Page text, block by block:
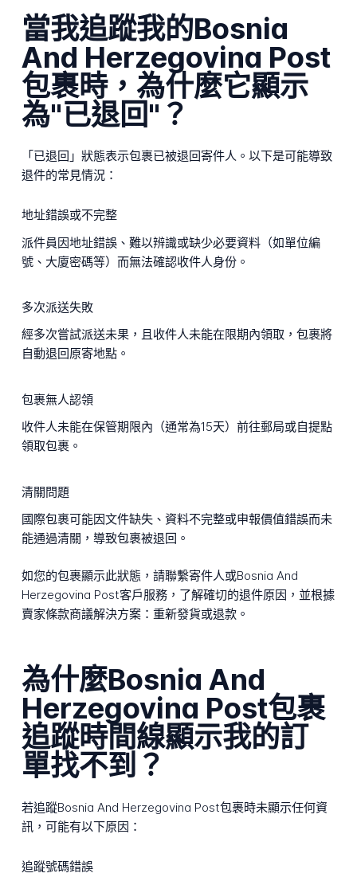
當我追蹤我的Bosnia
And Herzegovina Post
包裹時，為什麼它顯示
為"已退回"？
「已退回」狀態表示包裹已被退回寄件人。以下是可能導致
退件的常見情況：
地址錯誤或不完整
派件員因地址錯誤、難以辨識或缺少必要資料（如單位編
號、大廈密碼等）而無法確認收件人身份。
多次派送失敗
經多次嘗試派送未果，且收件人未能在限期內領取，包裹將
自動退回原寄地點。
包裹無人認領
收件人未能在保管期限內（通常為15天）前往郵局或自提點
領取包裹。
清關問題
國際包裹可能因文件缺失、資料不完整或申報價值錯誤而未
能通過清關，導致包裹被退回。
如您的包裹顯示此狀態，請聯繫寄件人或Bosnia And
Herzegovina Post客戶服務，了解確切的退件原因，並根據
賣家條款商議解決方案：重新發貨或退款。
為什麼Bosnia And
Herzegovina Post包裹
追蹤時間線顯示我的訂
單找不到？
若追蹤Bosnia And Herzegovina Post包裹時未顯示任何資
訊，可能有以下原因：
追蹤號碼錯誤